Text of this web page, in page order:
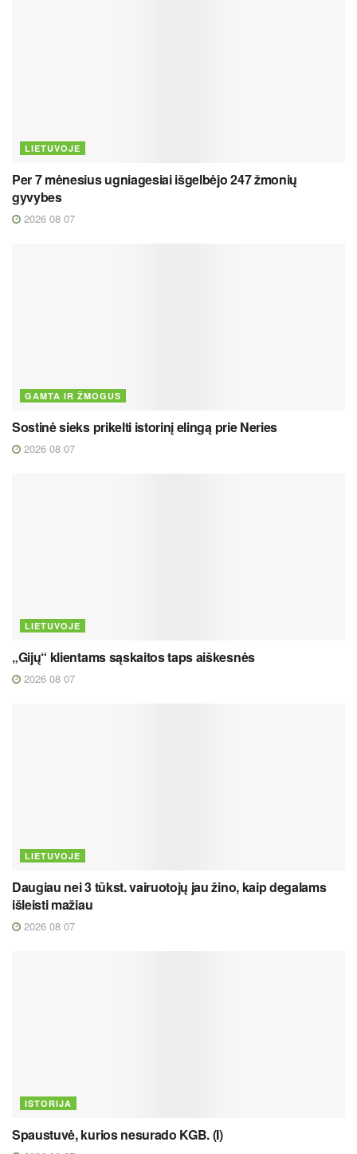
LIETUVOJE
Per 7 mėnesius ugniagesiai išgelbėjo 247 žmonių
gyvybes
2026 08 07
GAMTA IR ŽMOGUS
Sostinė sieks prikelti istorinį elingą prie Neries
2026 08 07
LIETUVOJE
„Gijų“ klientams sąskaitos taps aiškesnės
2026 08 07
LIETUVOJE
Daugiau nei 3 tūkst. vairuotojų jau žino, kaip degalams
išleisti mažiau
2026 08 07
ISTORIJA
Spaustuvė, kurios nesurado KGB. (I)